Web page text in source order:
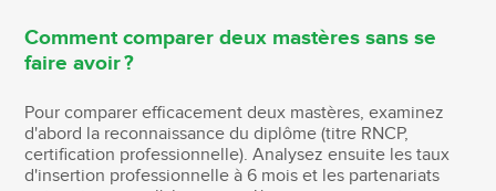
Comment comparer deux mastères sans se
faire avoir ?
Pour comparer efficacement deux mastères, examinez
d'abord la reconnaissance du diplôme (titre RNCP,
certification professionnelle). Analysez ensuite les taux
d'insertion professionnelle à 6 mois et les partenariats